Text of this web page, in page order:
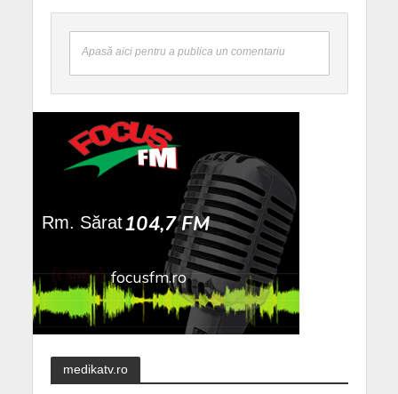
Apasă aici pentru a publica un comentariu
medikatv.ro